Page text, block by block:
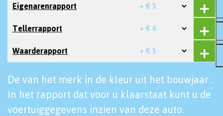
Eigenarenrapport + € 5
Tellerrapport + € 6
Waarderapport + € 5
De van het merk in de kleur uit het bouwjaar .
In het rapport dat voor u klaarstaat kunt u de
voertuiggegevens inzien van deze auto.